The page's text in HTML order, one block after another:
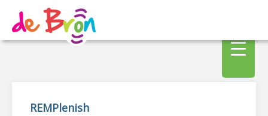
REMPlenish